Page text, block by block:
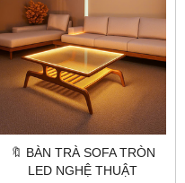
🔖 BÀN TRÀ SOFA TRÒN
LED NGHỆ THUẬT